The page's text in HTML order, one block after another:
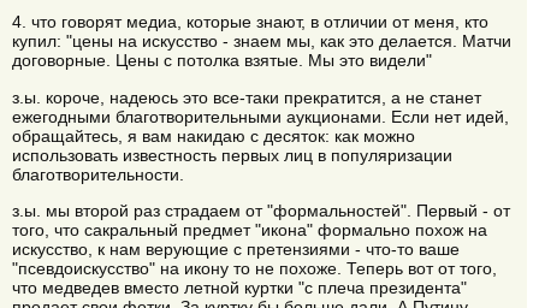
4. что говорят медиа, которые знают, в отличии от меня, кто
купил: "цены на искусство - знаем мы, как это делается. Матчи
договорные. Цены с потолка взятые. Мы это видели"
з.ы. короче, надеюсь это все-таки прекратится, а не станет
ежегодными благотворительными аукционами. Если нет идей,
обращайтесь, я вам накидаю с десяток: как можно
использовать известность первых лиц в популяризации
благотворительности.
з.ы. мы второй раз страдаем от "формальностей". Первый - от
того, что сакральный предмет "икона" формально похож на
искусство, к нам верующие с претензиями - что-то ваше
"псевдоискусство" на икону то не похоже. Теперь вот от того,
что медведев вместо летной куртки "с плеча президента"